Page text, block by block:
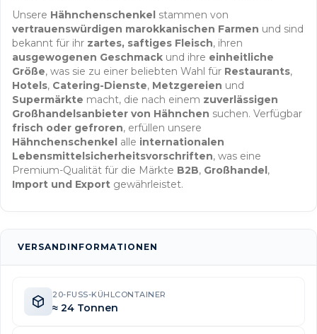
Unsere Hähnchenschenkel stammen von
vertrauenswürdigen marokkanischen Farmen und sind
bekannt für ihr zartes, saftiges Fleisch, ihren
ausgewogenen Geschmack und ihre einheitliche
Größe, was sie zu einer beliebten Wahl für Restaurants,
Hotels, Catering-Dienste, Metzgereien und
Supermärkte macht, die nach einem zuverlässigen
Großhandelsanbieter von Hähnchen suchen. Verfügbar
frisch oder gefroren, erfüllen unsere
Hähnchenschenkel alle internationalen
Lebensmittelsicherheitsvorschriften, was eine
Premium-Qualität für die Märkte B2B, Großhandel ,
Import und Export gewährleistet.
VERSANDINFORMATIONEN
20-FUSS-KÜHLCONTAINER
≈ 24 Tonnen